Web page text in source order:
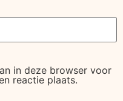
in deze browser voor
reactie plaats.